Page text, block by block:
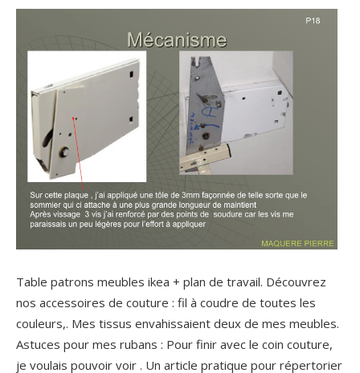
Table patrons meubles ikea + plan de travail. Découvrez
nos accessoires de couture : fil à coudre de toutes les
couleurs,. Mes tissus envahissaient deux de mes meubles.
Astuces pour mes rubans : Pour finir avec le coin couture,
je voulais pouvoir voir . Un article pratique pour répertorier